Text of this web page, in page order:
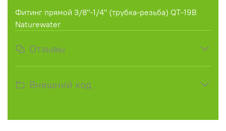
Фитинг прямой 3/8"-1/4" (трубка-резьба) QT-19B
Naturewater
Отзывы
Внешний код